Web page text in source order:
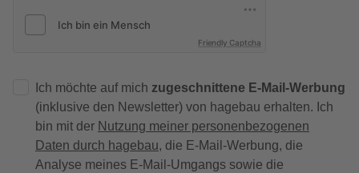
Friendly Captcha
Ich möchte auf mich zugeschnittene E-Mail-Werbung
(inklusive den Newsletter) von hagebau erhalten. Ich
bin mit der Nutzung meiner personenbezogenen
Daten durch hagebau, die E-Mail-Werbung, die
Analyse meines E-Mail-Umgangs sowie die